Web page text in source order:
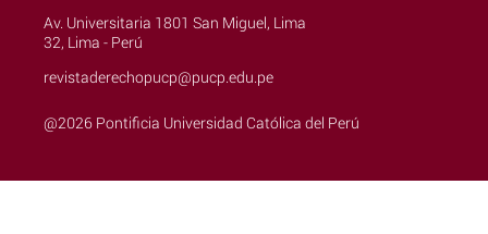
Av. Universitaria 1801 San Miguel, Lima
32, Lima - Perú
revistaderechopucp@pucp.edu.pe
@2026 Pontificia Universidad Católica del Perú